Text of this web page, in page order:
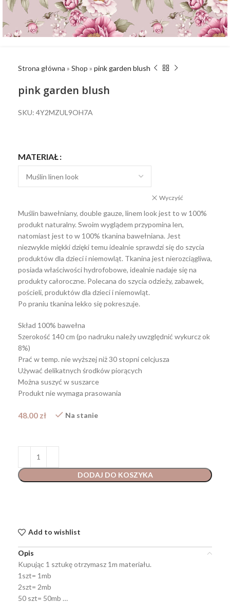
Strona główna » Shop » pink garden blush
pink garden blush
SKU: 4Y2MZUL9OH7A
MATERIAŁ
Wyczyść
Muślin bawełniany, double gauze, linem look jest to w 100%
produkt naturalny. Swoim wyglądem przypomina len,
natomiast jest to w 100% tkanina bawełniana. Jest
niezwykle miękki dzięki temu idealnie sprawdzi się do szycia
produktów dla dzieci i niemowląt. Tkanina jest nierozciągliwa,
posiada właściwości hydrofobowe, idealnie nadaje się na
produkty całoroczne. Polecana do szycia odzieży, zabawek,
pościeli, produktów dla dzieci i niemowląt.
Po praniu tkanina lekko się pokreszuje.
Skład 100% bawełna
Szerokość 140 cm (po nadruku należy uwzględnić wykurcz ok
8%)
Prać w temp. nie wyższej niż 30 stopni celcjusza
Używać delikatnych środków piorących
Można suszyć w suszarce
Produkt nie wymaga prasowania
48.00 zł Na stanie
DODAJ DO KOSZYKA
Add to wishlist
Opis
Kupując 1 sztukę otrzymasz 1m materiału.
1szt= 1mb
2szt= 2mb
50 szt= 50mb …